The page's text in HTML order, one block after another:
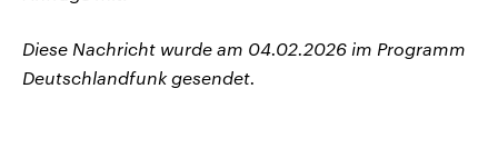
Diese Nachricht wurde am 04.02.2026 im Programm
Deutschlandfunk gesendet.